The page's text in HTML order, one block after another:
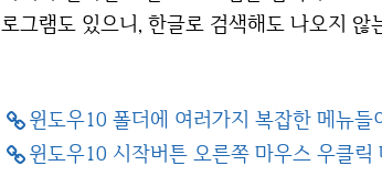
로그램도 있으니, 한글로 검색해도 나오지
윈도우10 폴더에 여러가지 복잡한 메뉴
윈도우10 시작버튼 오른쪽 마우스 우클